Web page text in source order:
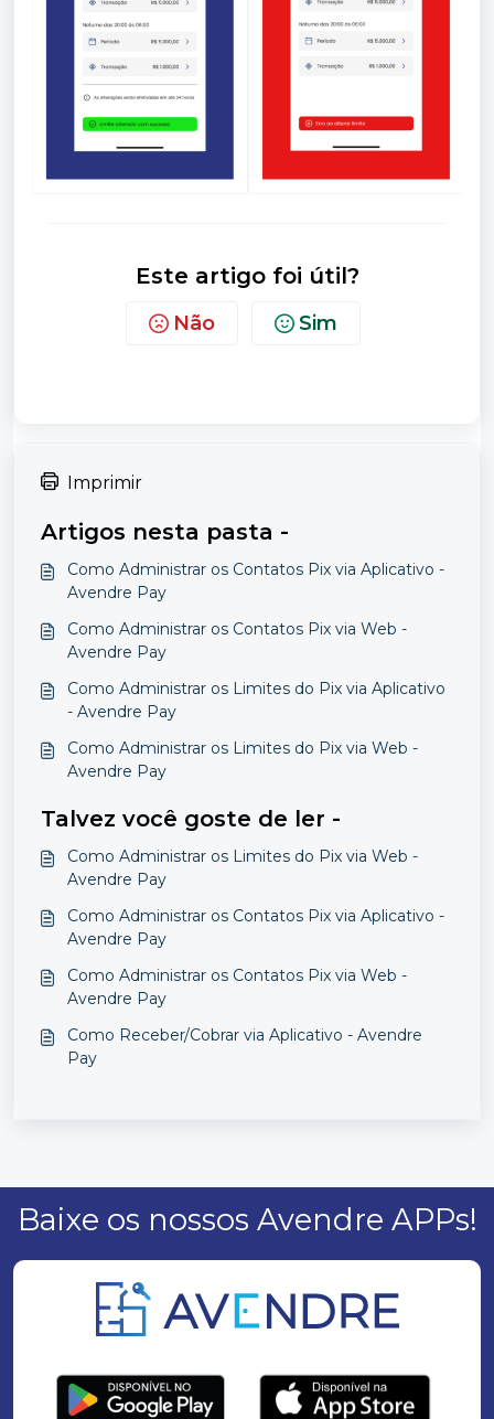
Este artigo foi útil?
Não Sim
Imprimir
Artigos nesta pasta -
Como Administrar os Contatos Pix via Aplicativo -
Avendre Pay
Como Administrar os Contatos Pix via Web -
Avendre Pay
Como Administrar os Limites do Pix via Aplicativo
- Avendre Pay
Como Administrar os Limites do Pix via Web -
Avendre Pay
Talvez você goste de ler -
Como Administrar os Limites do Pix via Web -
Avendre Pay
Como Administrar os Contatos Pix via Aplicativo -
Avendre Pay
Como Administrar os Contatos Pix via Web -
Avendre Pay
Como Receber/Cobrar via Aplicativo - Avendre
Pay
Baixe os nossos Avendre APPs!